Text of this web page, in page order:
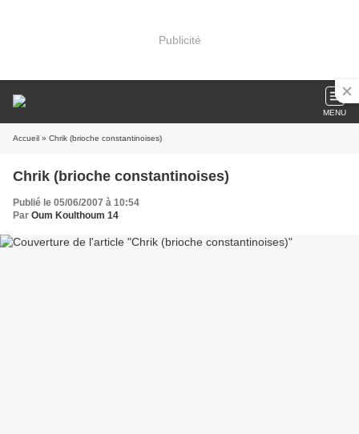
Publicité
MENU
Accueil » Chrik (brioche constantinoises)
Chrik (brioche constantinoises)
Publié le 05/06/2007 à 10:54
Par Oum Koulthoum 14